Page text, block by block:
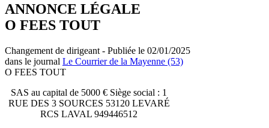
ANNONCE LÉGALE
O FEES TOUT
Changement de dirigeant - Publiée le 02/01/2025
dans le journal Le Courrier de la Mayenne (53)
O FEES TOUT
SAS au capital de 5000 € Siège social : 1
RUE DES 3 SOURCES 53120 LEVARÉ
RCS LAVAL 949446512